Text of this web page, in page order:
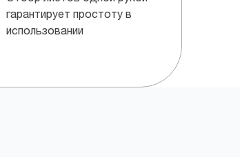
гарантирует простоту в
использовании